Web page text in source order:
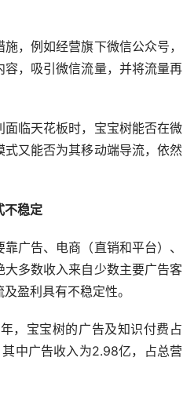
，例如经营旗下微信公众号，
，吸引微信流量，并将流量再
面临天花板时，宝宝树能否在微
又能否为其移动端导流，依然
不稳定
广告、电商（直销和平台）、
多数收入来自少数主要广告客
盈利具有不稳定性。
，宝宝树的广告及知识付费占
中广告收入为2.98亿，占总营